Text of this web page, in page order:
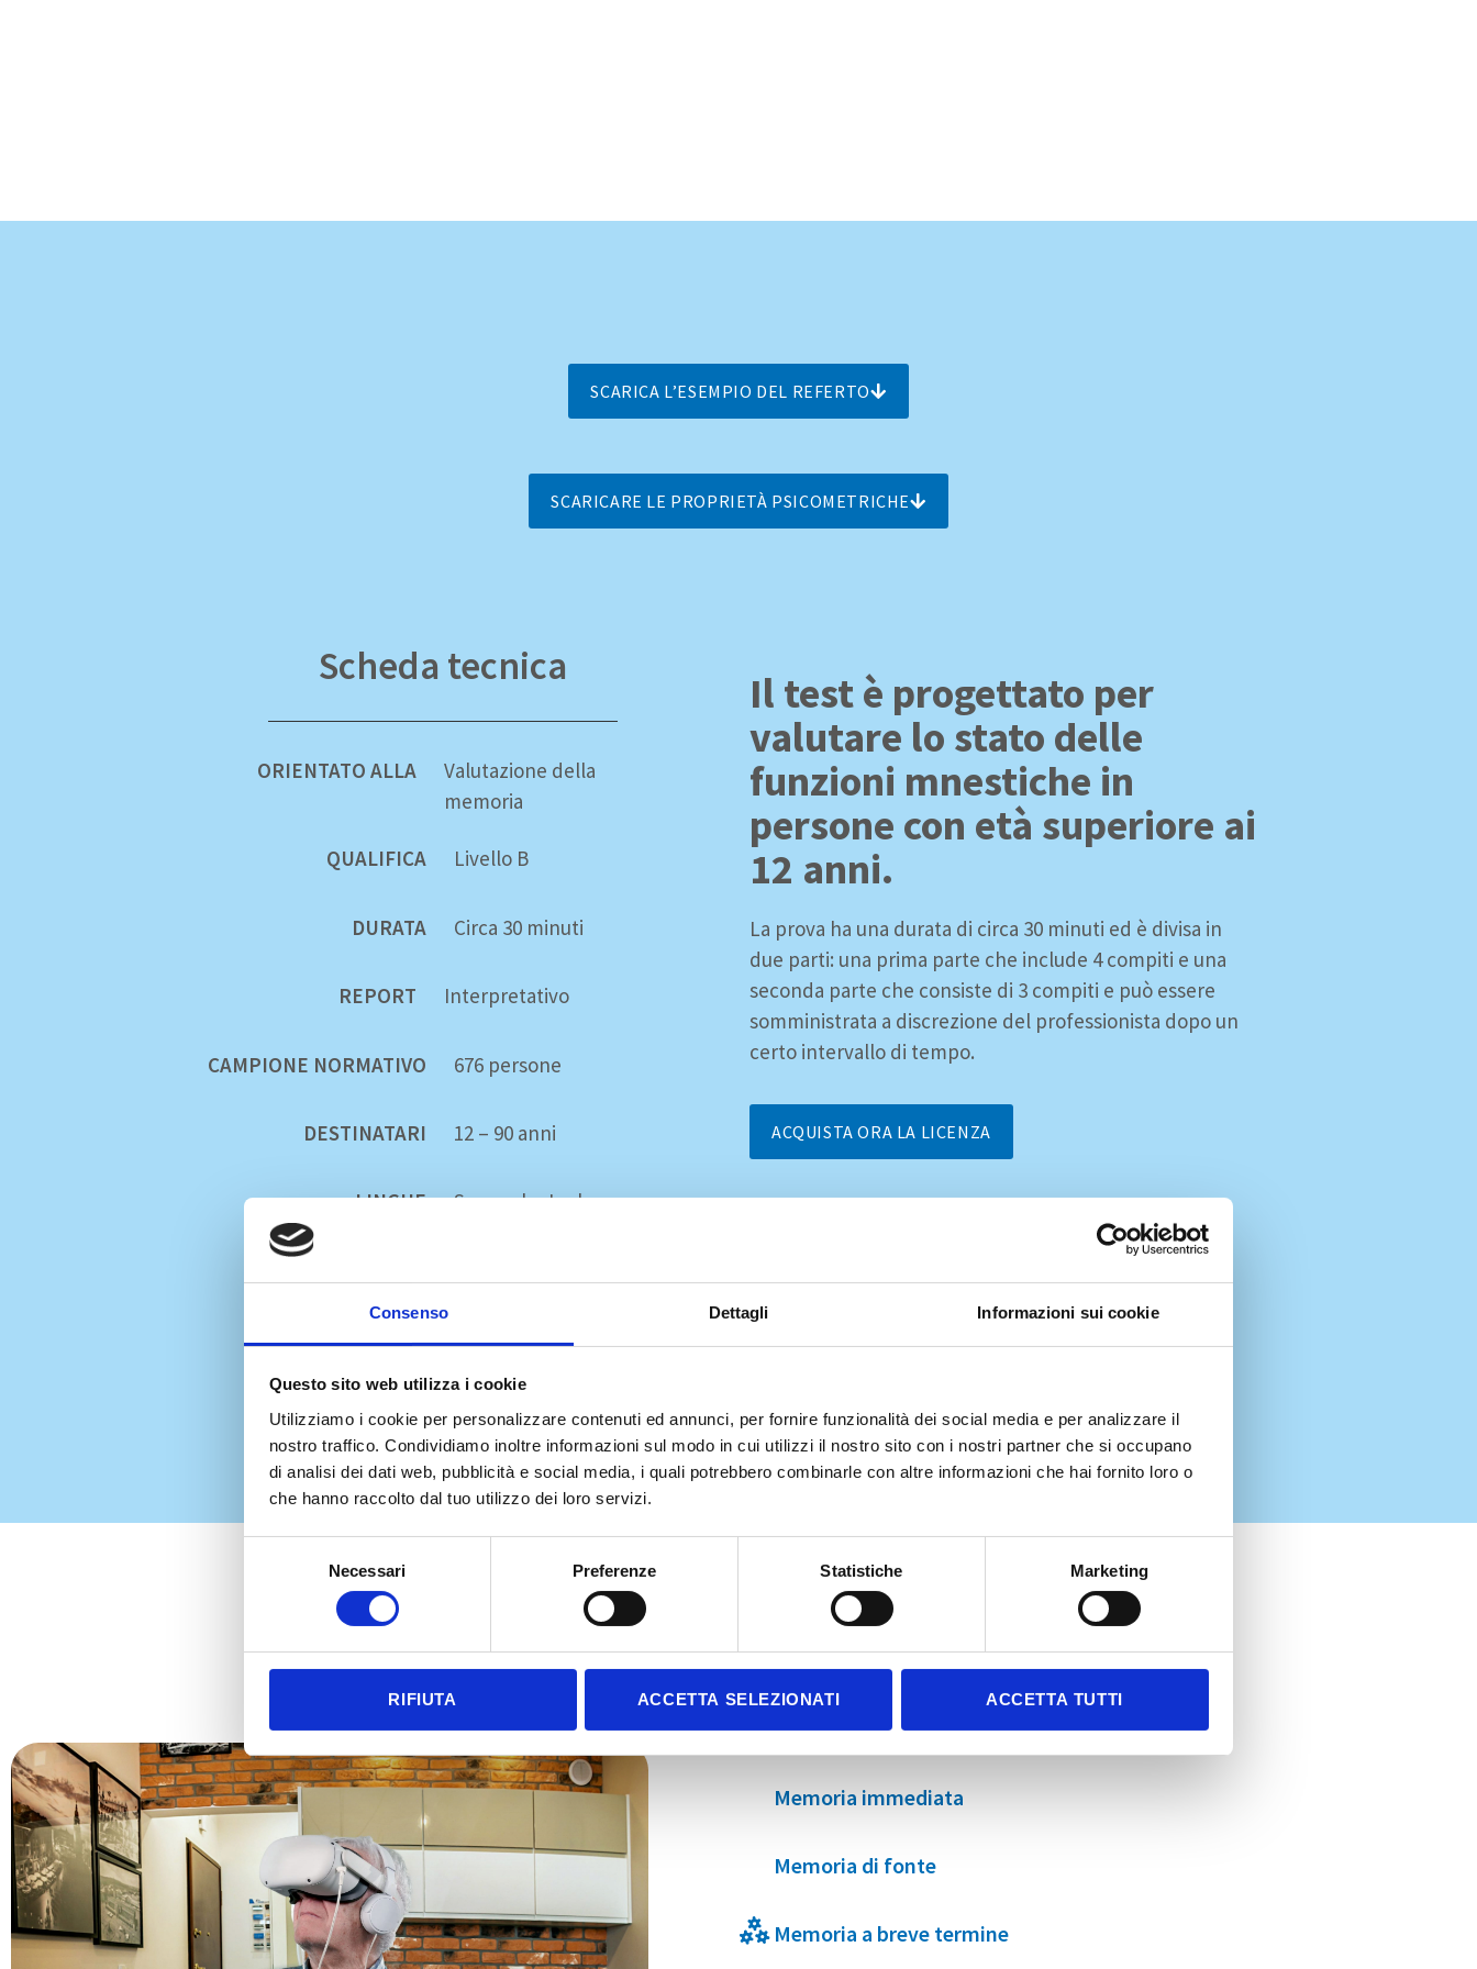
Consenso Dettagli Informazioni sui cookie
Questo sito web utilizza i cookie
Utilizziamo i cookie per personalizzare contenuti ed annunci, per fornire funzionalità dei social media e per analizzare il
nostro traffico. Condividiamo inoltre informazioni sul modo in cui utilizzi il nostro sito con i nostri partner che si occupano
di analisi dei dati web, pubblicità e social media, i quali potrebbero combinarle con altre informazioni che hai fornito loro o
che hanno raccolto dal tuo utilizzo dei loro servizi.
Necessari Preferenze Statistiche Marketing
RIFIUTA ACCETTA SELEZIONATI ACCETTA TUTTI
SCARICA L’ESEMPIO DEL REFERTO
SCARICARE LE PROPRIETÀ PSICOMETRICHE
Scheda tecnica
ORIENTATO ALLA
Valutazione della
memoria
QUALIFICA Livello B
DURATA Circa 30 minuti
REPORT Interpretativo
CAMPIONE NORMATIVO 676 persone
DESTINATARI 12 – 90 anni
LINGUE
Spagnolo, Inglese,
LICENZA Inclusa
Il test è progettato per
valutare lo stato delle
funzioni mnestiche in
persone con età superiore ai
12 anni.
La prova ha una durata di circa 30 minuti ed è divisa in
due parti: una prima parte che include 4 compiti e una
seconda parte che consiste di 3 compiti e può essere
somministrata a discrezione del professionista dopo un
certo intervallo di tempo.
ACQUISTA ORA LA LICENZA
Variabili valutate:
Memoria immediata
Memoria di fonte
Memoria a breve termine